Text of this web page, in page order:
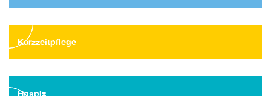
Kurzzeitpflege
Hospiz